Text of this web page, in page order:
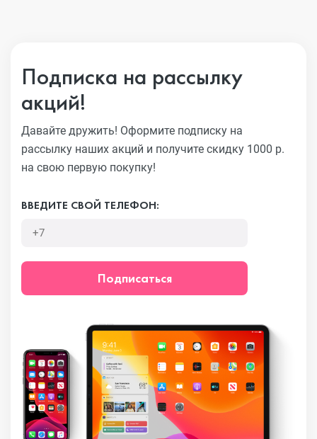
Подписка на рассылку
акций!
Давайте дружить! Оформите подписку на
рассылку наших акций и получите скидку 1000 р.
на свою первую покупку!
ВВЕДИТЕ СВОЙ ТЕЛЕФОН:
Подписаться